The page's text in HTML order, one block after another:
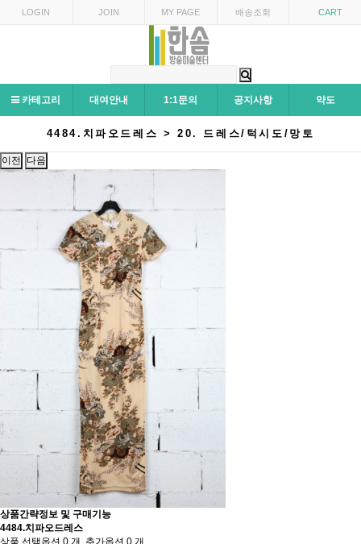
LOGIN JOIN MY PAGE 배송조회 CART
카테고리 대여안내 1:1문의 공지사항 약도
4484.치파오드레스 > 20. 드레스/턱시도/망토
이전 다음
상품간략정보 및 구매기능
4484.치파오드레스
상품 선택옵션 0 개, 추가옵션 0 개